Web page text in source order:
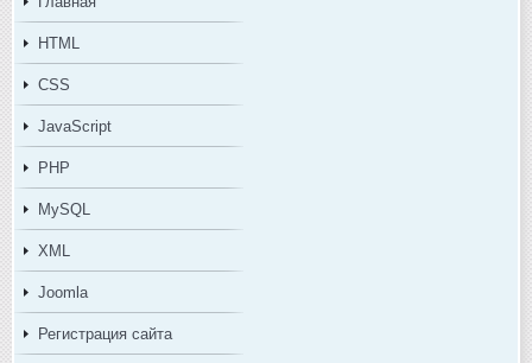
HTML
CSS
JavaScript
PHP
MySQL
XML
Joomla
Регистрация сайта